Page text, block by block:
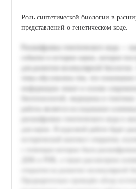
Роль синтетической биологии в
представлений о генетическом коде.